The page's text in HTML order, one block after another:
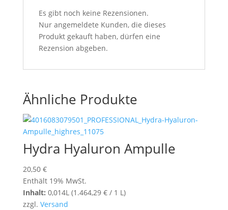
Es gibt noch keine Rezensionen.
Nur angemeldete Kunden, die dieses
Produkt gekauft haben, dürfen eine
Rezension abgeben.
Ähnliche Produkte
Hydra Hyaluron Ampulle
20,50 €
Enthält 19% MwSt.
Inhalt: 0,014L (1.464,29 €/ 1 L)
zzgl. Versand